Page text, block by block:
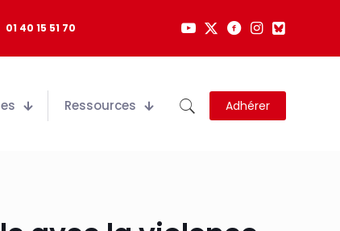
01 40 15 51 70
Ressources Adhérer